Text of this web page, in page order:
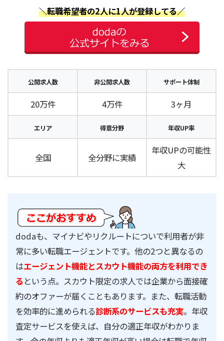
＼転職希望者の2人に1人が登録してる／
公開求人数 非公開求人数 サポート体制
20万件 4万件 3ヶ月
エリア 得意分野 年収UP率
全国 全分野に実績
年収UPの可能性
大
dodaも、マイナビやリクルートについで利用者が非
常に多い転職エージェントです。他の2つと異なるの
はエージェント機能とスカウト機能の両方を利用でき
る という点。スカウト限定の求人では企業から面接確
約のオファーが届くこともあります。また、転職活動
を効率的に進められる診断系のサービスも充実。年収
査定サービスを使えば、自分の適正年収がわかりま